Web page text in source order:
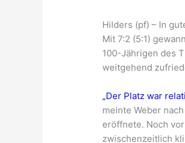
Hilders (pf) – In
Mit 7:2 (5:1)
100-Jährigen des
weitgehend
„Der Platz war
meinte Weber
eröffnete. Noch
zwischenzeitlich